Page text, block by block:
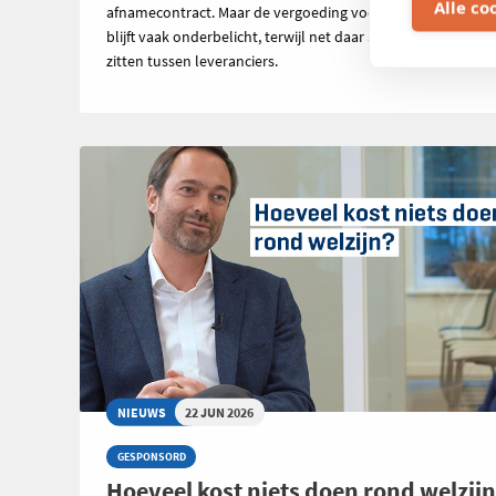
Alle
afnamecontract. Maar de vergoeding voor geïnjecteerde
blijft vaak onderbelicht, terwijl net daar aanzienlijke
zitten tussen leveranciers.
NIEUWS 22 JUN 2026
GESPONSORD